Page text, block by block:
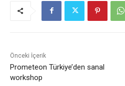
Önceki İçerik
Prometeon Türkiye’den sanal
workshop